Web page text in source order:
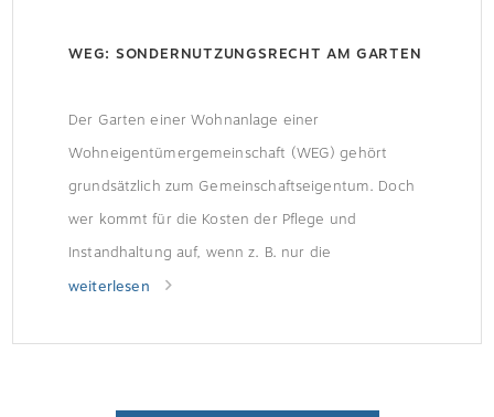
WEG: SONDERNUTZUNGSRECHT AM GARTEN
Der Garten einer Wohnanlage einer
Wohneigentümergemeinschaft (WEG) gehört
grundsätzlich zum Gemeinschaftseigentum. Doch
wer kommt für die Kosten der Pflege und
Instandhaltung auf, wenn z. B. nur die
Erdgeschossbewohner Sondernutzungsrechte
Sondernutzungsrecht dort machen, was sie
weiterlesen